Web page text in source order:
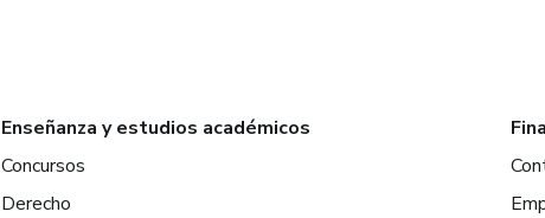
Enseñanza y estudios académicos
Concursos
Derecho